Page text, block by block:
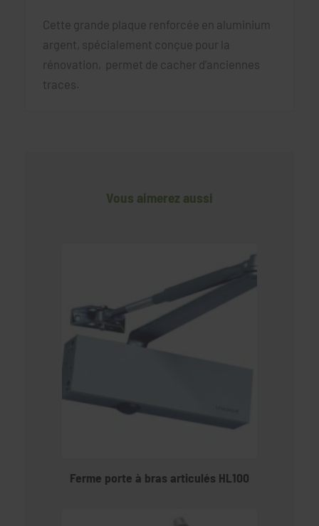
Cette grande plaque renforcée en aluminium
argent, spécialement conçue pour la
rénovation, permet de cacher d’anciennes
traces.
Vous aimerez aussi
Ferme porte à bras articulés HL100